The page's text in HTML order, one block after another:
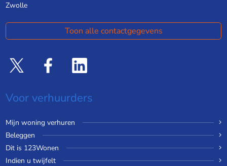
Zwolle
Toon alle contactgegevens
Voor verhuurders
Mijn woning verhuren
Beleggen
Dit is 123Wonen
Indien u twijfelt